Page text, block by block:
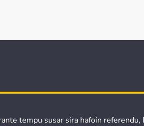
tempu susar sira hafoin referendu,